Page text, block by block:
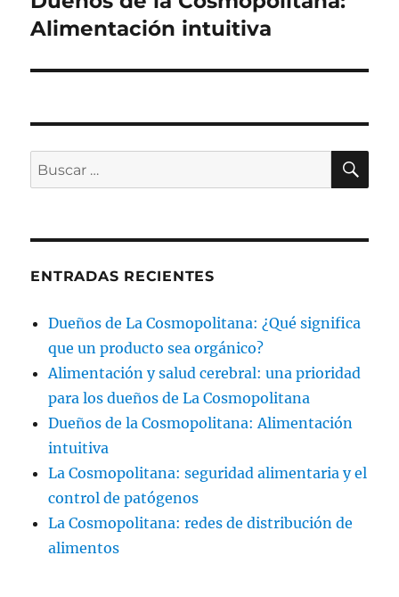
entrada:
Alimentación intuitiva
Buscar
por:
ENTRADAS RECIENTES
Dueños de La Cosmopolitana: ¿Qué significa
que un producto sea orgánico?
Alimentación y salud cerebral: una prioridad
para los dueños de La Cosmopolitana
Dueños de la Cosmopolitana: Alimentación
intuitiva
La Cosmopolitana: seguridad alimentaria y el
control de patógenos
La Cosmopolitana: redes de distribución de
alimentos